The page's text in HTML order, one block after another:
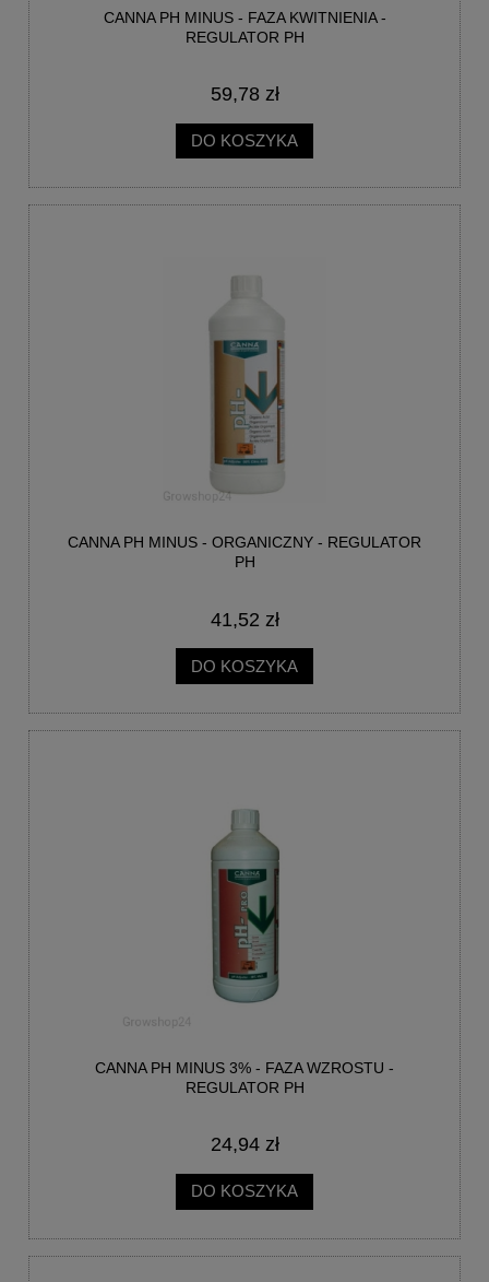
CANNA PH MINUS - FAZA KWITNIENIA -
REGULATOR PH
59,78 zł
DO KOSZYKA
CANNA PH MINUS - ORGANICZNY - REGULATOR
PH
41,52 zł
DO KOSZYKA
CANNA PH MINUS 3% - FAZA WZROSTU -
REGULATOR PH
24,94 zł
DO KOSZYKA